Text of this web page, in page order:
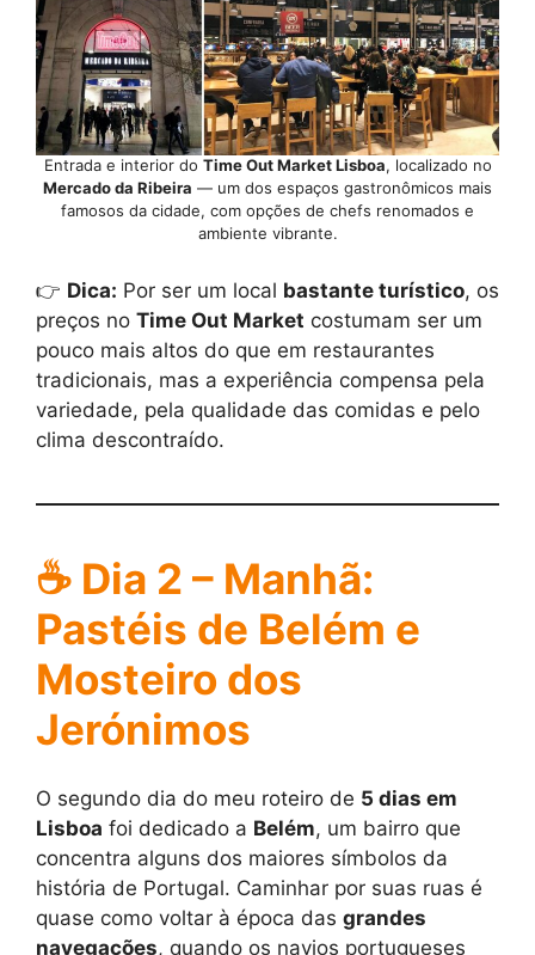
Entrada e interior do Time Out Market Lisboa, localizado no
Mercado da Ribeira — um dos espaços gastronômicos mais
famosos da cidade, com opções de chefs renomados e
ambiente vibrante.
👉 Dica: Por ser um local bastante turístico, os
preços no Time Out Market costumam ser um
pouco mais altos do que em restaurantes
tradicionais, mas a experiência compensa pela
variedade, pela qualidade das comidas e pelo
clima descontraído.
☕ Dia 2 – Manhã:
Pastéis de Belém e
Mosteiro dos
Jerónimos
O segundo dia do meu roteiro de 5 dias em
Lisboa foi dedicado a Belém, um bairro que
concentra alguns dos maiores símbolos da
história de Portugal. Caminhar por suas ruas é
quase como voltar à época das grandes
navegações, quando os navios portugueses